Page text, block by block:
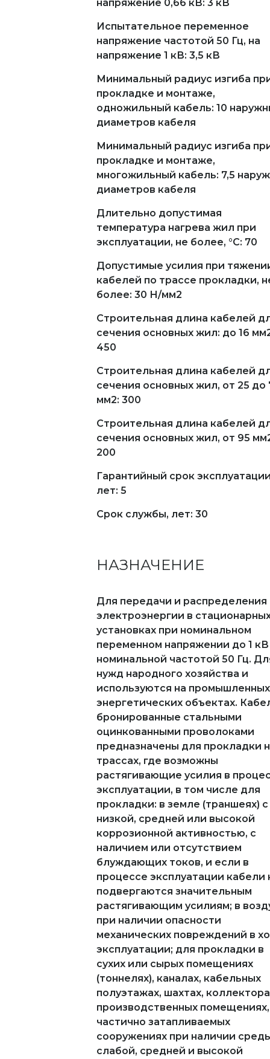
напряжение 0,66 кВ: 3 кВ
Испытательное переменное
напряжение частотой 50 Гц, на
напряжение 1 кВ: 3,5 кВ
Минимальный радиус изгиба
прокладке и монтаже,
одножильный кабель: 10
диаметров кабеля
Минимальный радиус изгиба
прокладке и монтаже,
многожильный кабель: 7,5
диаметров кабеля
Длительно допустимая
температура нагрева жил при
эксплуатации, не более, °С: 70
Допустимые усилия при
кабелей по трассе прокладки,
более: 30 Н/мм2
Строительная длина кабелей
сечения основных жил: до 16
450
Строительная длина кабелей
сечения основных жил, от 25 до
мм2: 300
Строительная длина кабелей
сечения основных жил, от 95
200
Гарантийный срок
лет: 5
Срок службы, лет: 30
НАЗНАЧЕНИЕ
Для передачи и распределения
электроэнергии в
установках при номинальном
переменном напряжении до 1 кВ
номинальной частотой 50 Гц.
нужд народного хозяйства и
используются на
энергетических объектах.
бронированные стальными
оцинкованными проволоками
предназначены для прокладки
трассах, где возможны
растягивающие усилия в
эксплуатации, в том числе для
прокладки: в земле (траншеях) с
низкой, средней или высокой
коррозионной активностью, с
наличием или отсутствием
блуждающих токов, и если в
процессе эксплуатации кабели
подвергаются значительным
растягивающим усилиям; в
при наличии опасности
механических повреждений в
эксплуатации; для прокладки в
сухих или сырых помещениях
(тоннелях), каналах, кабельных
полуэтажах, шахтах,
производственных помещениях,
частично затапливаемых
сооружениях при наличии
слабой, средней и высокой